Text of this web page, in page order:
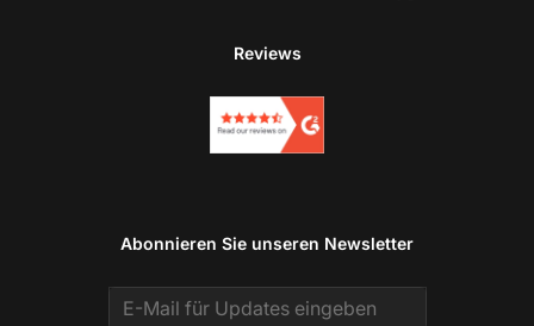
Reviews
Abonnieren Sie unseren Newsletter
Email address